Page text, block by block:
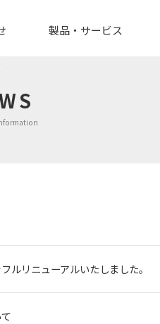
製品・サービス
ルリニューアルいたしました。